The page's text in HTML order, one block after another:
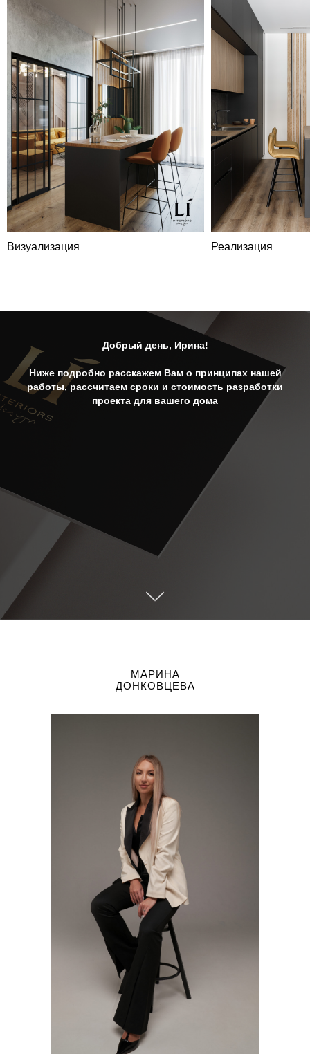
LIDESIGN
Добрый день, Ирина!
Ниже подробно расскажем Вам о принципах нашей
работы, рассчитаем сроки и стоимость разработки
проекта для вашего дома
МАРИНА
ДОНКОВЦЕВА
Визуализация Реализация